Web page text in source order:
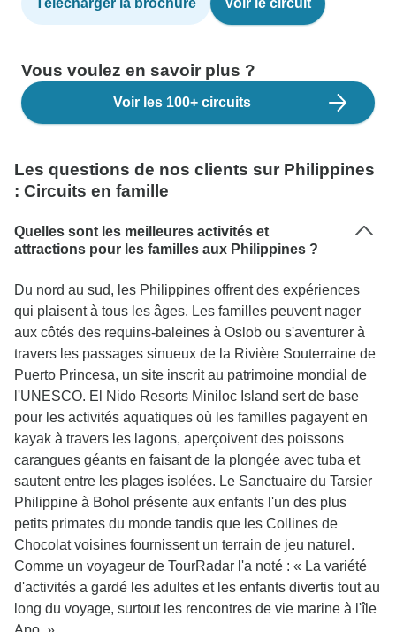
Télécharger la brochure Voir le circuit
Vous voulez en savoir plus ?
Voir les 100+ circuits
Les questions de nos clients sur Philippines
: Circuits en famille
Quelles sont les meilleures activités et
attractions pour les familles aux Philippines ?
Du nord au sud, les Philippines offrent des expériences
qui plaisent à tous les âges. Les familles peuvent nager
aux côtés des requins-baleines à Oslob ou s'aventurer à
travers les passages sinueux de la Rivière Souterraine de
Puerto Princesa, un site inscrit au patrimoine mondial de
l'UNESCO. El Nido Resorts Miniloc Island sert de base
pour les activités aquatiques où les familles pagayent en
kayak à travers les lagons, aperçoivent des poissons
carangues géants en faisant de la plongée avec tuba et
sautent entre les plages isolées. Le Sanctuaire du Tarsier
Philippine à Bohol présente aux enfants l'un des plus
petits primates du monde tandis que les Collines de
Chocolat voisines fournissent un terrain de jeu naturel.
Comme un voyageur de TourRadar l'a noté : « La variété
d'activités a gardé les adultes et les enfants divertis tout au
long du voyage, surtout les rencontres de vie marine à l'île